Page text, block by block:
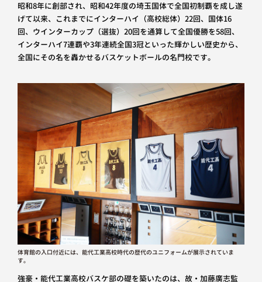
昭和8年に創部され、昭和42年度の埼玉国体で全国初制覇を成し遂
げて以来、これまでにインターハイ（高校総体）22回、国体16
回、ウインターカップ（選抜）20回を通算して全国優勝を58回、
インターハイ7連覇や3年連続全国3冠といった輝かしい歴史から、
全国にその名を轟かせるバスケットボールの名門校です。
体育館の入口付近には、能代工業高校時代の歴代のユニフォームが展示されていま
す。
強豪・能代工業高校バスケ部の礎を築いたのは、故・加藤廣志監